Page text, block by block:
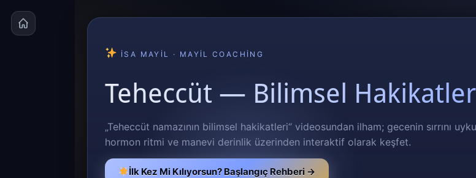
İSA MAYIL · MAYIL COACHING
Teheccüt — Bilimsel Hakikatler
„Teheccüt namazının bilimsel hakikatleri“ videosundan ilham; gecenin sırrını
hormon ritmi ve manevi derinlik üzerinden interaktif olarak keşfet.
İlk Kez Mi Kılıyorsun? Başlangıç Rehberi →